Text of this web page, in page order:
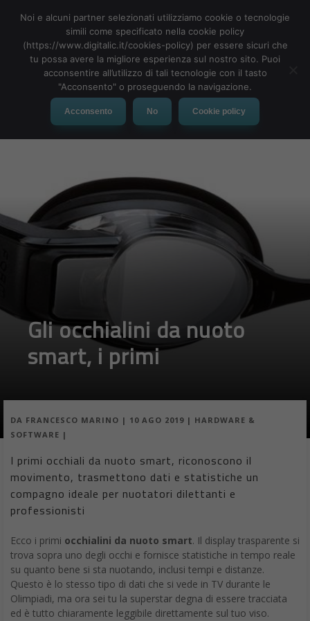
MENU
Gli occhialini da nuoto
smart, i primi
DA FRANCESCO MARINO | 10 AGO 2019 | HARDWARE &
SOFTWARE |
I primi occhiali da nuoto smart, riconoscono il
movimento, trasmettono dati e statistiche un
compagno ideale per nuotatori dilettanti e
professionisti
Ecco i primi occhialini da nuoto smart. Il display trasparente si
trova sopra uno degli occhi e fornisce statistiche in tempo reale
su quanto bene si sta nuotando, inclusi tempi e distanze.
Questo è lo stesso tipo di dati che si vede in TV durante le
Olimpiadi, ma ora sei tu la superstar degna di essere tracciata
ed è tutto chiaramente leggibile direttamente sul tuo viso.
Noi e alcuni partner selezionati utilizziamo cookie o tecnologie
simili come specificato nella cookie policy
(https://www.digitalic.it/cookies-policy) per essere sicuri che
tu possa avere la migliore esperienza sul nostro sito. Puoi
acconsentire all’utilizzo di tali tecnologie con il tasto
"Acconsento" o proseguendo la navigazione.
Acconsento No Cookie policy